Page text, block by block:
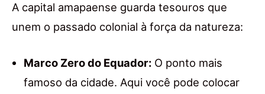
A capital amapaense guarda tesouros que
unem o passado colonial à força da natureza:
Marco Zero do Equador: O ponto mais
famoso da cidade. Aqui você pode colocar